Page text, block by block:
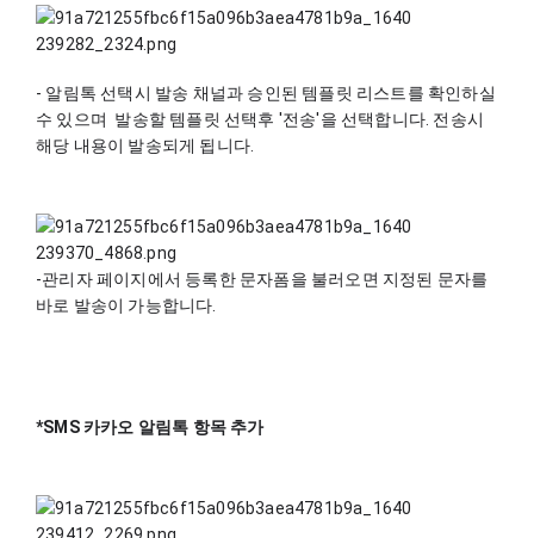
- 알림톡 선택시 발송 채널과 승인된 템플릿 리스트를 확인하실
수 있으며  발송할 템플릿 선택후 '전송'을 선택합니다. 전송시
해당 내용이 발송되게 됩니다.
-관리자 페이지에서 등록한 문자폼을 불러오면 지정된 문자를
바로 발송이 가능합니다.
*SMS 카카오 알림톡 항목 추가